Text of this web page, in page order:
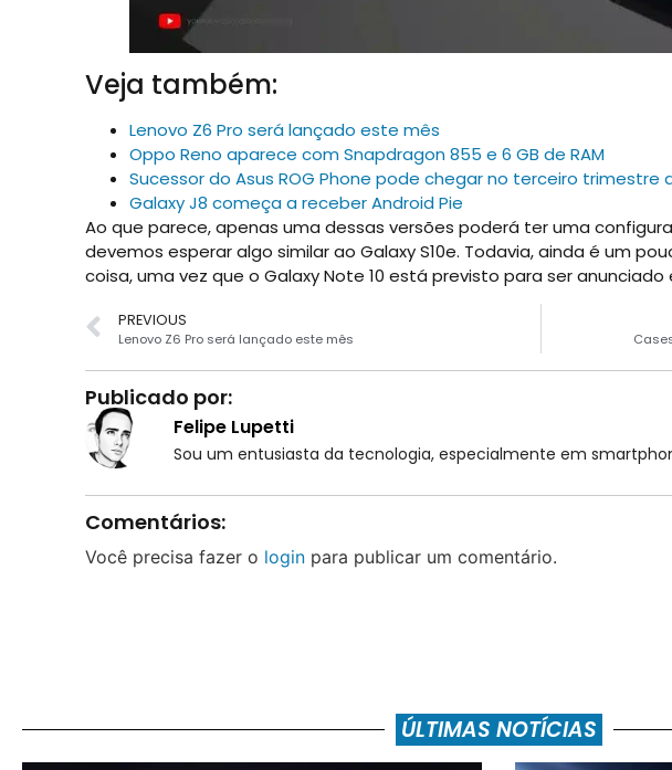
Veja também:
Lenovo Z6 Pro será lançado este mês
Oppo Reno aparece com Snapdragon 855 e 6 GB de RAM
Sucessor do Asus ROG Phone pode chegar no terceiro trimestre
Galaxy J8 começa a receber Android Pie
Ao que parece, apenas uma dessas versões poderá ter uma
devemos esperar algo similar ao Galaxy S10e. Todavia, ainda é um
coisa, uma vez que o Galaxy Note 10 está previsto para ser anunciado
PREVIOUS
Lenovo Z6 Pro será lançado este mês
Publicado por:
Felipe Lupetti
Sou um entusiasta da tecnologia, especialmente em
Comentários:
Você precisa fazer o loginpara publicar um comentário.
ÚLTIMAS NOTÍCIAS